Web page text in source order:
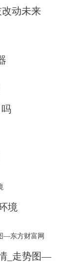
动未来
境
_走势图—